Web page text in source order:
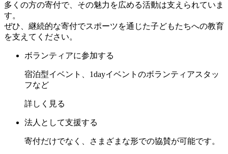
多くの方の寄付で、その魅力を広める活動は支えられていま
す。
ぜひ、継続的な寄付でスポーツを通じた子どもたちへの教育
を支えてください。
ボランティアに参加する
宿泊型イベント、1dayイベントのボランティアスタッ
フなど
詳しく見る
法人として支援する
寄付だけでなく、さまざまな形での協賛が可能です。